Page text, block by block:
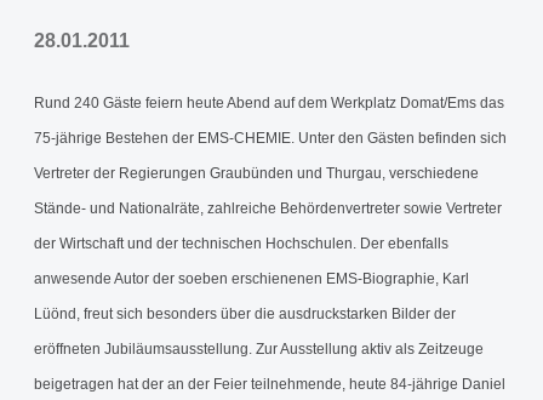
28.01.2011
Rund 240 Gäste feiern heute Abend auf dem Werkplatz Domat/Ems das
75-jährige Bestehen der EMS-CHEMIE. Unter den Gästen befinden sich
Vertreter der Regierungen Graubünden und Thurgau, verschiedene
Stände- und Nationalräte, zahlreiche Behördenvertreter sowie Vertreter
der Wirtschaft und der technischen Hochschulen. Der ebenfalls
anwesende Autor der soeben erschienenen EMS-Biographie, Karl
Lüönd, freut sich besonders über die ausdruckstarken Bilder der
eröffneten Jubiläumsausstellung. Zur Ausstellung aktiv als Zeitzeuge
beigetragen hat der an der Feier teilnehmende, heute 84-jährige Daniel